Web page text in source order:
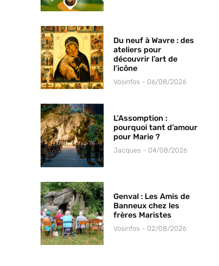
Du neuf à Wavre : des
ateliers pour
découvrir l’art de
l’icône
Vosinfos 06/08/2026
L’Assomption :
pourquoi tant d’amour
pour Marie ?
Jacques 04/08/2026
Genval : Les Amis de
Banneux chez les
frères Maristes
Vosinfos 02/08/2026